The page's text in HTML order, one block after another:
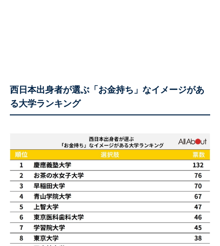
西日本出身者が選ぶ「お金持ち」なイメージがあ
る大学ランキング